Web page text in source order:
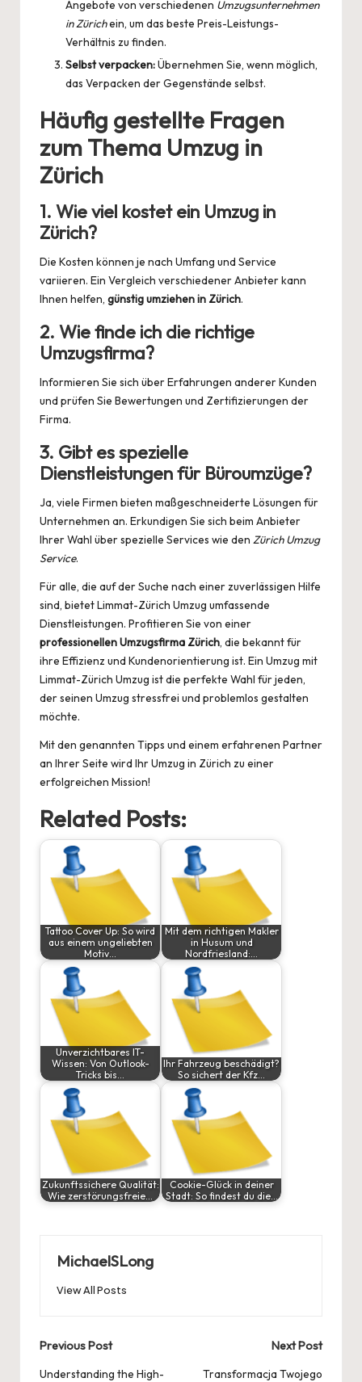
Angebote von verschiedenen Umzugsunternehmen
in Zürichein, um das beste Preis-Leistungs-
Verhältnis zu finden.
Selbst verpacken:Übernehmen Sie, wenn möglich,
das Verpacken der Gegenstände selbst.
Häufig gestellte Fragen
zum Thema Umzug in
Zürich
1. Wie viel kostet ein Umzug in
Zürich?
Die Kosten können je nach Umfang und Service
variieren. Ein Vergleich verschiedener Anbieter kann
Ihnen helfen, günstig umziehen in Zürich.
2. Wie finde ich die richtige
Umzugsfirma?
Informieren Sie sich über Erfahrungen anderer Kunden
und prüfen Sie Bewertungen und Zertifizierungen der
Firma.
3. Gibt es spezielle
Dienstleistungen für Büroumzüge?
Ja, viele Firmen bieten maßgeschneiderte Lösungen für
Unternehmen an. Erkundigen Sie sich beim Anbieter
Ihrer Wahl über spezielle Services wie den Zürich Umzug
Service.
Für alle, die auf der Suche nach einer zuverlässigen Hilfe
sind, bietetLimmat-Zürich Umzug umfassende
Dienstleistungen. Profitieren Sie von einer
professionellen Umzugsfirma Zürich, die bekannt für
ihre Effizienz und Kundenorientierung ist. Ein Umzug mit
Limmat-Zürich Umzug ist die perfekte Wahl für jeden,
der seinen Umzug stressfrei und problemlos gestalten
möchte.
Mit den genannten Tipps und einem erfahrenen Partner
an Ihrer Seite wird Ihr Umzug in Zürich zu einer
erfolgreichen Mission!
Related Posts:
Tattoo Cover Up: So wird
aus einem ungeliebten
Motiv…
Mit dem richtigen Makler
in Husum und
Nordfriesland:…
Unverzichtbares IT-
Wissen: Von Outlook-
Tricks bis…
Ihr Fahrzeug beschädigt?
So sichert der Kfz…
Zukunftssichere Qualität:
Wie zerstörungsfreie…
Cookie-Glück in deiner
Stadt: So findest du die…
MichaelSLong
View All Posts
Post
Previous Post
Understanding the High-
Next Post
Transformacja Twojego